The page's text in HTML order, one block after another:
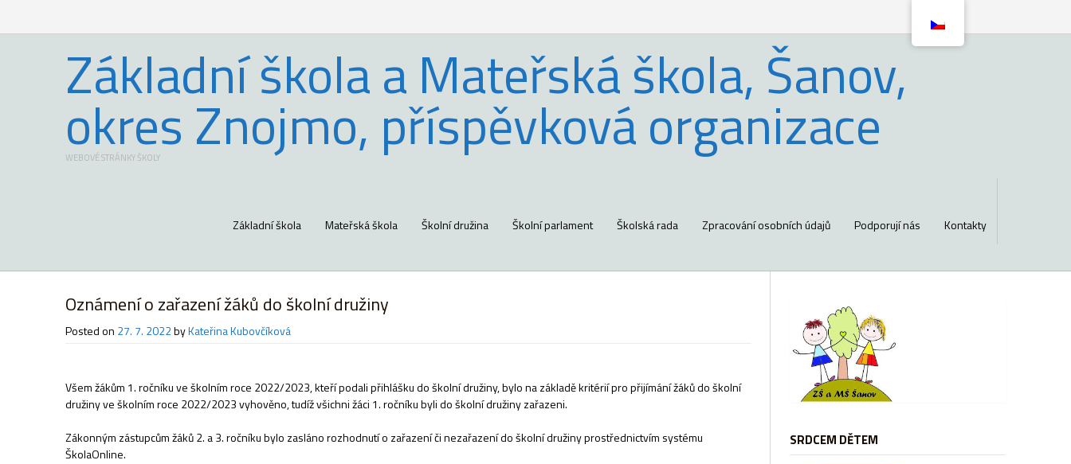
Základní škola a Mateřská škola, Šanov,
okres Znojmo, příspěvková organizace
WEBOVÉ STRÁNKY ŠKOLY
Základní škola Mateřská škola Školní družina Školní parlament Školská rada Zpracování osobních údajů Podporují nás Kontakty
Oznámení o zařazení žáků do školní družiny
Posted on 27. 7. 2022byKateřina Kubovčíková
Všem žákům 1. ročníku ve školním roce 2022/2023, kteří podali přihlášku do školní družiny, bylo na základě kritérií pro přijímání žáků do školní
družiny ve školním roce 2022/2023 vyhověno, tudíž všichni žáci 1. ročníku byli do školní družiny zařazeni.
Zákonným zástupcům žáků 2. a 3. ročníku bylo zasláno rozhodnutí o zařazení či nezařazení do školní družiny prostřednictvím systému
ŠkolaOnline.
SRDCEM DĚTEM